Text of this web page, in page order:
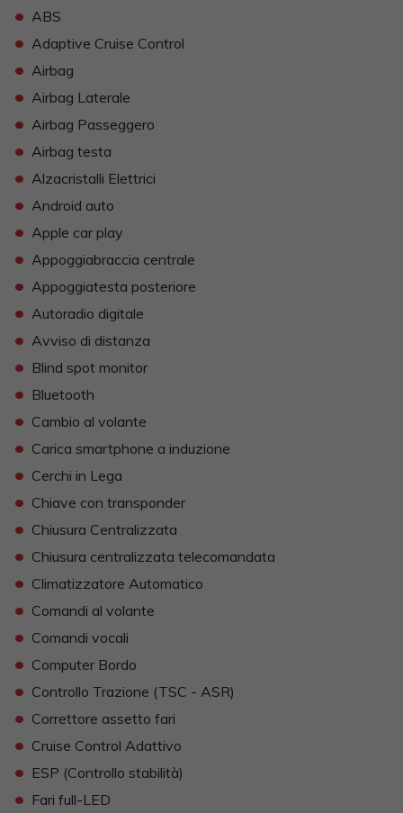
• ABS
• Adaptive Cruise Control
• Airbag
• Airbag Laterale
• Airbag Passeggero
• Airbag testa
• Alzacristalli Elettrici
• Android auto
• Apple car play
• Appoggiabraccia centrale
• Appoggiatesta posteriore
• Autoradio digitale
• Avviso di distanza
• Blind spot monitor
• Bluetooth
• Cambio al volante
• Carica smartphone a induzione
• Cerchi in Lega
• Chiave con transponder
• Chiusura Centralizzata
• Chiusura centralizzata telecomandata
• Climatizzatore Automatico
• Comandi al volante
• Comandi vocali
• Computer Bordo
• Controllo Trazione (TSC - ASR)
• Correttore assetto fari
• Cruise Control Adattivo
• ESP (Controllo stabilità)
• Fari full-LED